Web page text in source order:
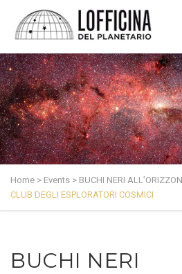
Home > Events > BUCHI NERI
CLUB DEGLI ESPLORATORI COSMICI
BUCHI NERI